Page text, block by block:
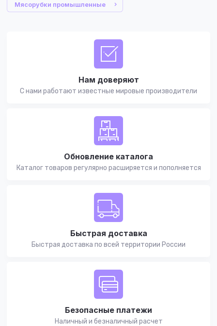
Мясорубки промышленные
Нам доверяют
С нами работают известные мировые производители
Обновление каталога
Каталог товаров регулярно расширяется и пополняется
Быстрая доставка
Быстрая доставка по всей территории России
Безопасные платежи
Наличный и безналичный расчет